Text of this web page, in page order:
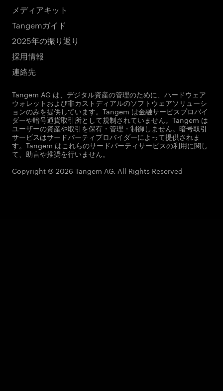
メディアキット
Tangemガイド
2025年の振り返り
採用情報
連絡先
Tangem AG は、デジタル資産の管理のために、ハードウェア
ウォレットおよび非カストディアルのソフトウェアソリューシ
ョンのみを提供しています。Tangem は金融サービスプロバイ
ダーや暗号通貨取引所として規制されていません。Tangem は
ユーザーの資産や取引を保有・管理・制御しません。暗号取引
サービスはサードパーティプロバイダーによって提供されま
す。Tangem はこれらのサードパーティサービスの利用に関し
て、助言や推奨を行いません。